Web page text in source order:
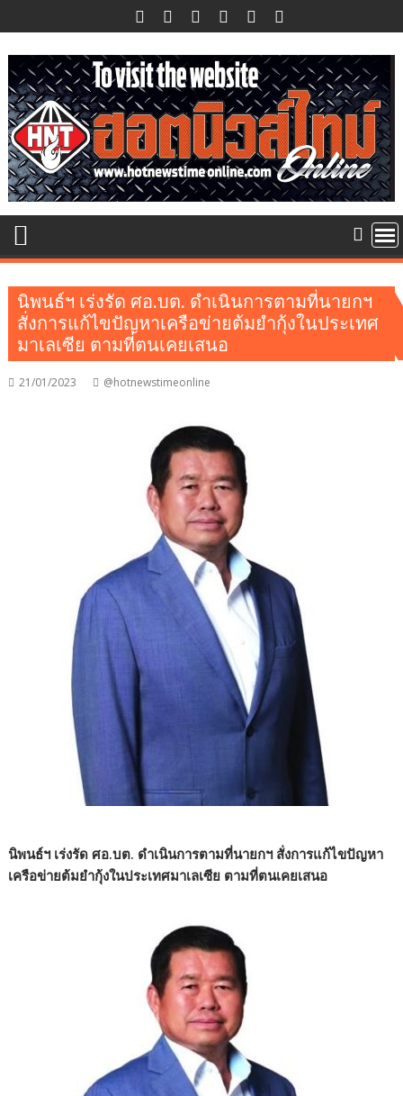
to
content
นิพนธ์ฯ เร่งรัด ศอ.บต. ดำเนินการตามที่นายกฯ
สั่งการแก้ไขปัญหาเครือข่ายต้มยำกุ้งในประเทศ
มาเลเซีย ตามที่ตนเคยเสนอ
21/01/2023 @hotnewstimeonline
นิพนธ์ฯ เร่งรัด ศอ.บต. ดำเนินการตามที่นายกฯ สั่งการแก้ไขปัญหา
เครือข่ายต้มยำกุ้งในประเทศมาเลเซีย ตามที่ตนเคยเสนอ